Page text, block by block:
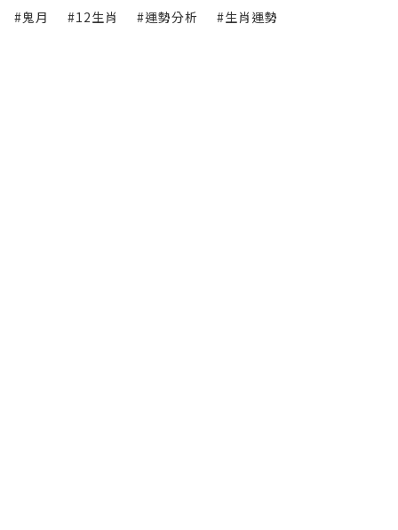
#鬼月 #12生肖 #運勢分析 #生肖運勢